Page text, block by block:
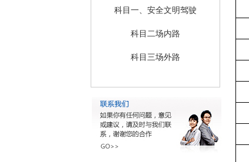
科目一、安全文明驾驶
科目二场内路
科目三场外路